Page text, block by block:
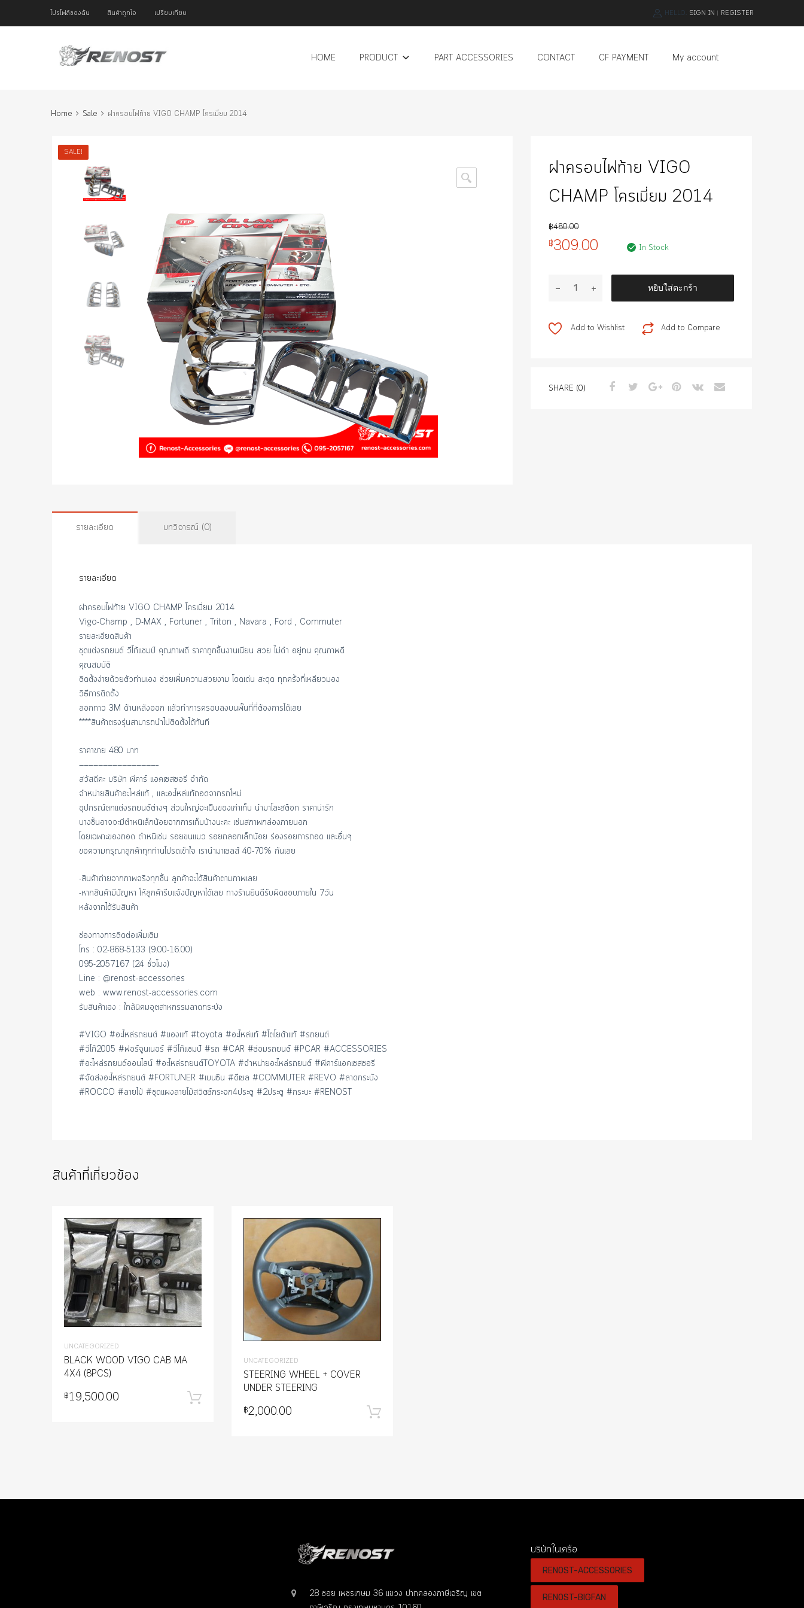
โปรไฟล์ของฉัน สินค้าถูกใจ เปรียบเทียบ HELLO. SIGN IN | REGISTER
HOME PRODUCT PART ACCESSORIES CONTACT CF PAYMENT My account
Home Sale ฝาครอบไฟท้าย VIGO CHAMP โครเมี่ยม 2014
SALE!
🔍
ฝาครอบไฟท้าย VIGO
CHAMP โครเมี่ยม 2014
฿480.00
฿309.00 In Stock
ไฟ
หยิบใส่ตะกร้า
Add to Compare
Add to Wishlist
SHARE (0)
รายละเอียด บทวิจารณ์ (0)
รายละเอียด
ฝาครอบไฟท้าย VIGO CHAMP โครเมี่ยม 2014
Vigo-Champ , D-MAX , Fortuner , Triton , Navara , Ford , Commuter
รายละเอียดสินค้า
ชุดแต่งรถยนต์ วีโก้แชมป์ คุณภาพดี ราคาถูกชิ้นงานเนียน สวย ไม่ดำ อยู่ทน คุณภาพดี
คุณสมบัติ
ติดตั้งง่ายด้วยตัวท่านเอง ช่วยเพิ่มความสวยงาม โดดเด่น สะดุด ทุกครั้งที่เหลียวมอง
วิธีการติดตั้ง
ลอกกาว 3M ด้านหลังออก แล้วทำการครอบลงบนพื้นที่ที่ต้องการได้เลย
****สินค้าตรงรุ่นสามารถนำไปติดตั้งได้ทันที
ราคาขาย 480 บาท
————————————————–
สวัสดีคะ บริษัท พีคาร์ แอคเซสซอรี จำกัด
จำหน่ายสินค้าอะไหล่แท้ , และอะไหล่แท้ถอดจากรถใหม่
อุปกรณ์ตกแต่งรถยนต์ต่างๆ ส่วนใหญ่จะเป็นของเก่าเก็บ นำมาโละสต๊อก ราคาน่ารัก
บางชิ้นอาจจะมีตำหนิเล็กน้อยจากการเก็บบ้างนะคะ เช่นสภาพกล่องภายนอก
โดยเฉพาะของถอด ตำหนิเช่น รอยขนแมว รอยถลอกเล็กน้อย ร่องรอยการถอด และอื่นๆ
ขอความกรุณาลูกค้าทุกท่านโปรดเข้าใจ เรานำมาเซลส์ 40-70% กันเลย
-สินค้าถ่ายจากภาพจริงทุกชิ้น ลูกค้าจะได้สินค้าตามภาพเลย
-หากสินค้ามีปัญหา ให้ลูกค้ารีบแจ้งปัญหาได้เลย ทางร้านยินดีรับผิดชอบภายใน 7วัน
หลังจากได้รับสินค้า
ช่องทางการติดต่อเพิ่มเติม
โทร : 02-868-5133 (9.00-16.00)
095-2057167 (24 ชั่วโมง)
Line : @renost-accessories
web : www.renost-accessories.com
รับสินค้าเอง : ใกล้นิคมอุตสาหกรรมลาดกระบัง
#VIGO #อะไหล่รถยนต์ #ของแท้ #toyota #อะไหล่แท้ #โตโยต้าแท้ #รถยนต์
#วีโก้2005 #ฟอร์จูนเนอร์ #วีโก้แชมป์ #รถ #CAR #ซ่อมรถยนต์ #PCAR #ACCESSORIES
#อะไหล่รถยนต์ออนไลน์ #อะไหล่รถยนต์TOYOTA #จำหน่ายอะไหล่รถยนต์ #พีคาร์แอคเซสซอรี
#จัดส่งอะไหล่รถยนต์ #FORTUNER #เบนซิน #ดีเซล #COMMUTER #REVO #ลาดกระบัง
#ROCCO #ลายไม้ #ชุดแผงลายไม้สวิตซ์กระจก4ประตู #2ประตู #กระบะ #RENOST
สินค้าที่เกี่ยวข้อง
UNCATEGORIZED
BLACK WOOD VIGO CAB MA
4X4 (8PCS)
฿19,500.00
UNCATEGORIZED
STEERING WHEEL + COVER
UNDER STEERING
฿2,000.00
28 ซอย เพชรเกษม 36 แขวง ปากคลองภาษีเจริญ เขต
บริษัทในเครือ
RENOST-ACCESSORIES
RENOST-BIGFAN